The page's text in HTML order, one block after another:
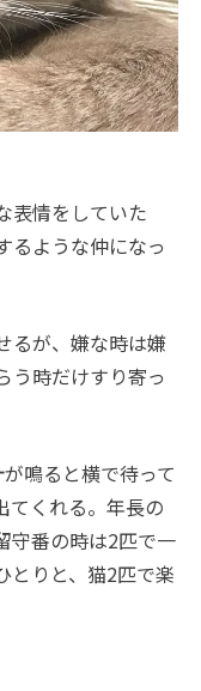
表情をしていた
るような仲になっ
るが、嫌な時は嫌
う時だけすり寄っ
鳴ると横で待って
てくれる。年長の
守番の時は2匹で一
とりと、猫2匹で楽